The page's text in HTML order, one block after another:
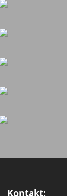
Kontakt: